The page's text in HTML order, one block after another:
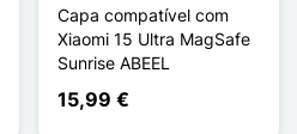
Capa compatível com
Xiaomi 15 Ultra MagSafe
Sunrise ABEEL
15,99 €